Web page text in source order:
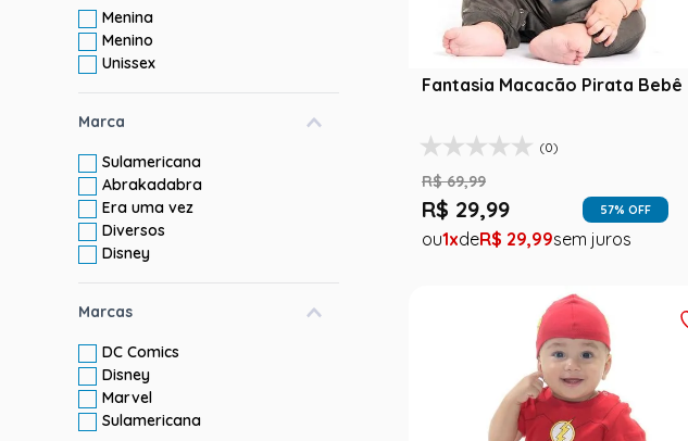
Menina
Menino
Unissex
Marca
Sulamericana
Abrakadabra
Era uma vez
Diversos
Disney
Marcas
DC Comics
Disney
Marvel
Sulamericana
Fantasia Macacão Pirata Bebê
(0)
R$ 69,99
R$ 29,99 57% OFF
1 R$ 29,99